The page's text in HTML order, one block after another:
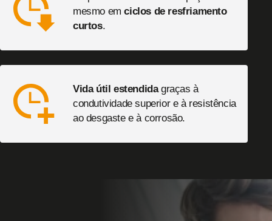
mesmo emciclos de resfriamento
curtos.
Vida útil estendidagraças à
condutividade superior e à resistência
ao desgaste e à corrosão.